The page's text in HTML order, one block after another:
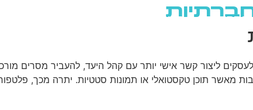
בניית אתרים
ליצור קשר אישי יותר עם קהל היעד, להעביר מסרים
מאשר תוכן טקסטואלי או תמונות סטטיות. יתרה מכך,